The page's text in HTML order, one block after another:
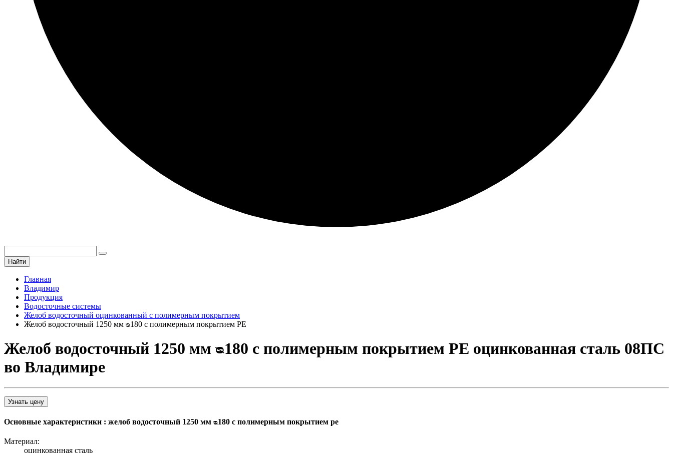
Найти
Главная
Владимир
Продукция
Водосточные системы
Желоб водосточный оцинкованный с полимерным покрытием
Желоб водосточный 1250 мм ᴓ180 с полимерным покрытием PE
Желоб водосточный 1250 мм ᴓ180 с полимерным покрытием PE оцинкованная сталь 08ПС
во Владимире
Узнать цену
Основные характеристики : желоб водосточный 1250 мм ᴓ180 с полимерным покрытием pe
Материал:
оцинкованная сталь